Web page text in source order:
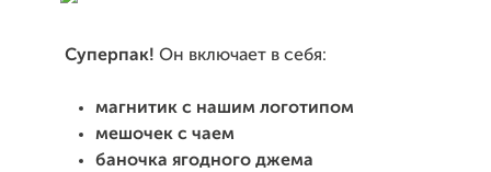
Суперпак! Он включает в себя:
магнитик с нашим логотипом
мешочек с чаем
баночка ягодного джема